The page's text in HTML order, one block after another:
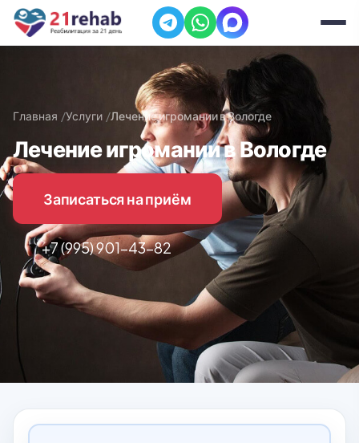
Главная Услуги Лечение игромании в Вологде
Лечение игромании в Вологде
Записаться на приём
+7 (995) 901-43-82